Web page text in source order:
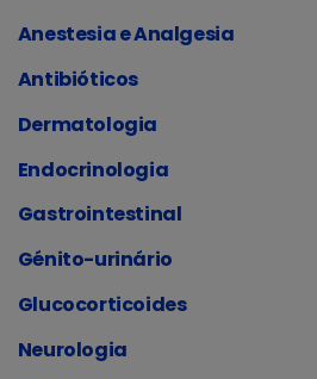
Anestesia e Analgesia
Antibióticos
Dermatologia
Endocrinologia
Gastrointestinal
Génito-urinário
Glucocorticoides
Neurologia